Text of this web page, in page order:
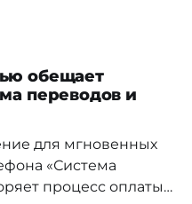
перехватывать
активности мозга
преобразуется и
управляет
обещает
переводов и
для мгновенных
процесс оплаты,